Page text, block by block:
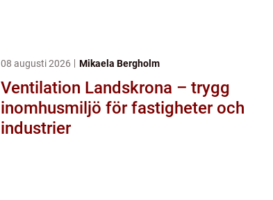
08 augusti 2026 Mikaela Bergholm
Ventilation Landskrona – trygg
inomhusmiljö för fastigheter och
industrier